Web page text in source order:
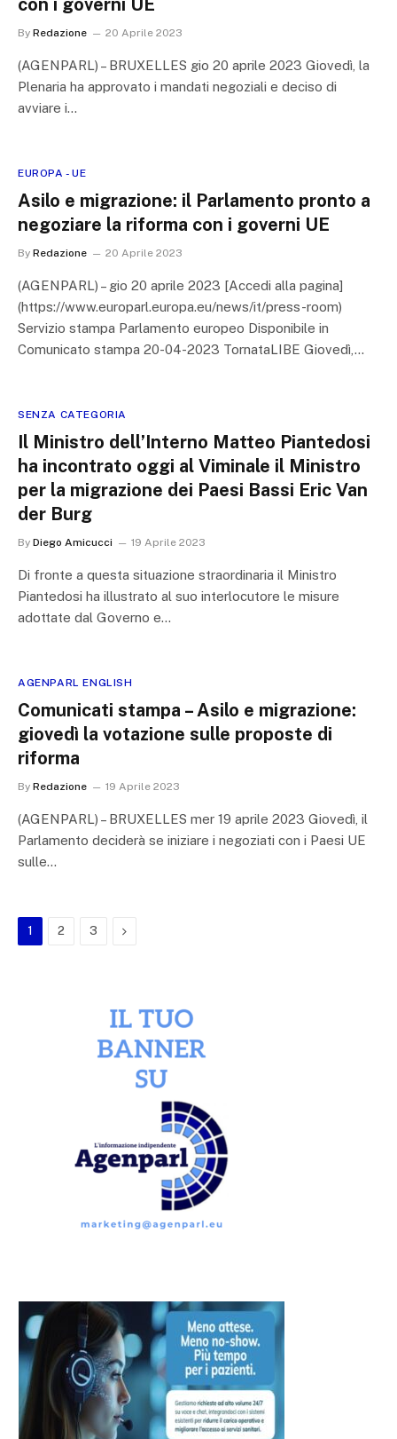
con i governi UE
By Redazione 20 Aprile 2023
(AGENPARL) – BRUXELLES gio 20 aprile 2023 Giovedì, la
Plenaria ha approvato i mandati negoziali e deciso di
avviare i…
EUROPA - UE
Asilo e migrazione: il Parlamento pronto a
negoziare la riforma con i governi UE
By Redazione 20 Aprile 2023
(AGENPARL) – gio 20 aprile 2023 [Accedi alla pagina]
(https://www.europarl.europa.eu/news/it/press-room)
Servizio stampa Parlamento europeo Disponibile in
Comunicato stampa 20-04-2023 TornataLIBE Giovedì,…
SENZA CATEGORIA
Il Ministro dell’Interno Matteo Piantedosi
ha incontrato oggi al Viminale il Ministro
per la migrazione dei Paesi Bassi Eric Van
der Burg
By Diego Amicucci 19 Aprile 2023
Di fronte a questa situazione straordinaria il Ministro
Piantedosi ha illustrato al suo interlocutore le misure
adottate dal Governo e…
AGENPARL ENGLISH
Comunicati stampa – Asilo e migrazione:
giovedì la votazione sulle proposte di
riforma
By Redazione 19 Aprile 2023
(AGENPARL) – BRUXELLES mer 19 aprile 2023 Giovedì, il
Parlamento deciderà se iniziare i negoziati con i Paesi UE
sulle…
1 2 3 Next